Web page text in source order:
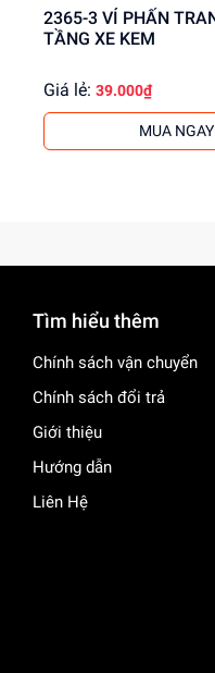
2365-3 VỈ PHẤN TRANG ĐIỂM 2
TẦNG XE KEM
Giá lẻ: 39.000₫
MUA NGAY
Tìm hiểu thêm
Chính sách vận chuyển
Chính sách đổi trả
Giới thiệu
Hướng dẫn
Liên Hệ